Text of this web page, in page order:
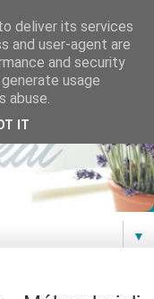
▼
deliver its services
and user-agent are
and security
usage
abuse.
IT